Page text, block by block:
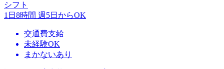
シフト
1日8時間 週5日からOK
交通費支給
未経験OK
まかないあり